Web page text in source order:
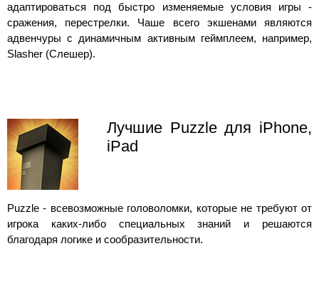
адаптироваться под быстро изменяемые условия игры -
сражения, перестрелки. Чаше всего экшенами являются
адвенчуры с динамичным активным геймплеем, например,
Slasher (Слешер).
Лучшие Puzzle для iPhone,
iPad
Puzzle - всевозможные головоломки, которые не требуют от
игрока каких-либо специальных знаний и решаются
благодаря логике и сообразительности.